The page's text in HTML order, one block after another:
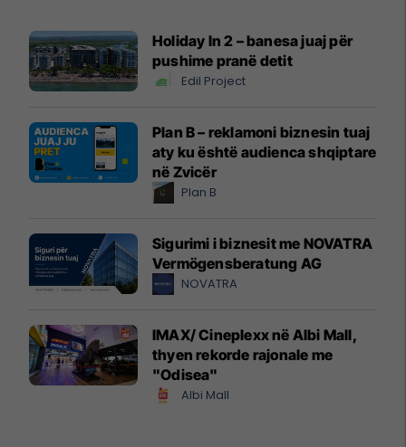
Holiday In 2 – banesa juaj për
pushime pranë detit
Edil Project
Plan B – reklamoni biznesin tuaj
aty ku është audienca shqiptare
në Zvicër
Plan B
Sigurimi i biznesit me NOVATRA
Vermögensberatung AG
NOVATRA
IMAX/ Cineplexx në Albi Mall,
thyen rekorde rajonale me
"Odisea"
Albi Mall